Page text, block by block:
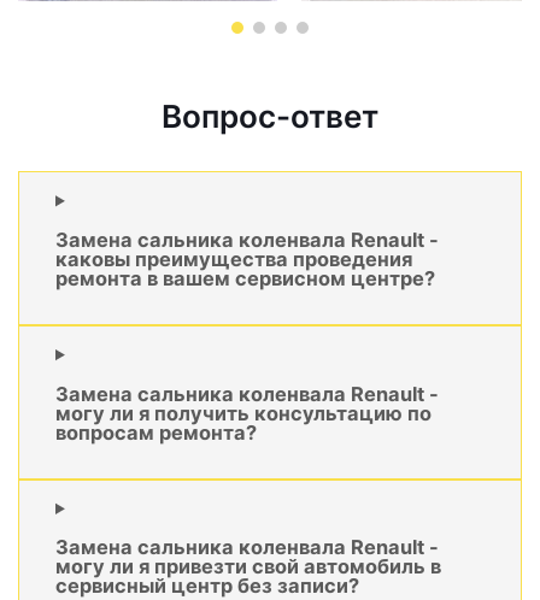
Вопрос-ответ
Замена сальника коленвала Renault -
каковы преимущества проведения
ремонта в вашем сервисном центре?
Замена сальника коленвала Renault -
могу ли я получить консультацию по
вопросам ремонта?
Замена сальника коленвала Renault -
могу ли я привезти свой автомобиль в
сервисный центр без записи?